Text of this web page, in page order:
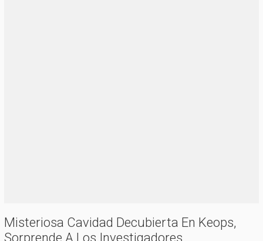
Misteriosa Cavidad Decubierta En Keops,
Sorprende A Los Investigadores